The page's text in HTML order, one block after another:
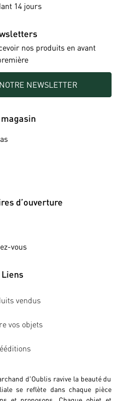
14 jours
nos produits en avant
NEWSLETTER
d’ouverture
vous
Liens
vendus
vos objets
d'Oublis ravive la beauté du
se reflète dans chaque pièce